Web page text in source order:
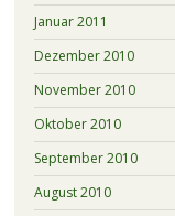
Januar 2011
Dezember 2010
November 2010
Oktober 2010
September 2010
August 2010